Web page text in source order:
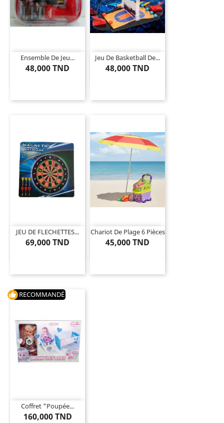
Ensemble De Jeu...
48,000 TND
Jeu De Basketball De...
48,000 TND
JEU DE FLECHETTES...
69,000 TND
Chariot De Plage 6 Pièces
45,000 TND
thumb_up RECOMMANDÉ
Coffret "poupée...
160,000 TND